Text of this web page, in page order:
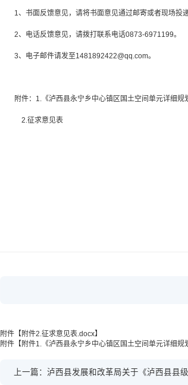
1、书面反馈意见，请将书面意见通过邮寄或者现场投
2、电话反馈意见，请拨打联系电话0873-6971199。
3、电子邮件请发至1481892422@qq.com。
附件：1.《泸西县永宁乡中心镇区国土空间单元详细规
2.征求意见表
附件【附件2.征求意见表.docx】
附件【附件1.《泸西县永宁乡中心镇区国土空间单元详细规
上一篇：泸西县发展和改革局关于《泸西县县